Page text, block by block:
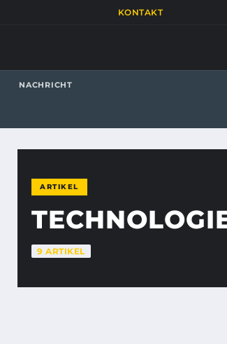
KONTAKT
NACHRICHT
ARTIKEL
9 ARTIKEL